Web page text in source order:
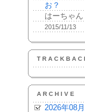
お？
はーちゃん
2015/11/13
ARCHIVE
2026年08月